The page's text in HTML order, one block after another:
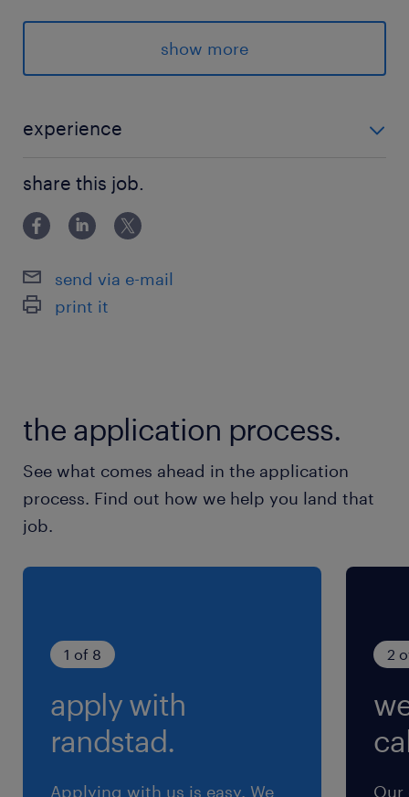
詳細はLINEでご案内♪
派遣先の特徴
ランスタッドの請負チームなので、
最寄駅
JR東北本線／間々田駅（車7分）
JR東北本線／古河駅（車25分）
8:30-17:20（実働7時間55分・休憩55分）
※丸1日の就業で、実働7時間55分のところ、8時
間就業したものとみなして給与計算されます
生見込み
show more
experience
share this job.
send via e-mail
print it
the application process.
See what comes ahead in the application
process. Find out how we help you land that
job.
1 of 8
apply with
randstad.
Applying with us is easy. We
2
Our